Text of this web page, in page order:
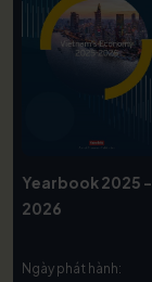
Yearbook 2025 -
2026
Ngày phát hành: